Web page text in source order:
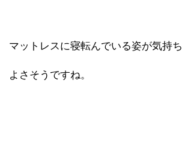
マットレスに寝転んでいる姿が気持ち
よさそうですね。